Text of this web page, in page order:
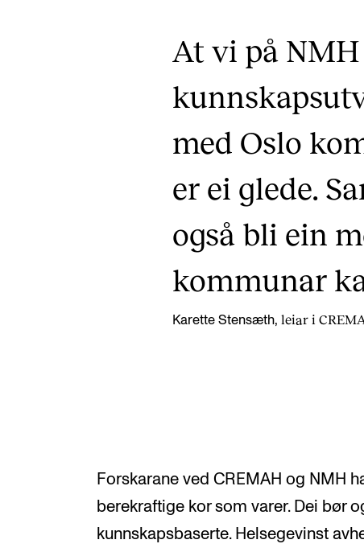
At vi på
med Oslo
er ei glede.
også bli ein
kommunar
Karette Stensæth, leiar i
Forskarane ved CREMAH og NMH
berekraftige kor som varer. Dei bør
kunnskapsbaserte. Helsegevinst